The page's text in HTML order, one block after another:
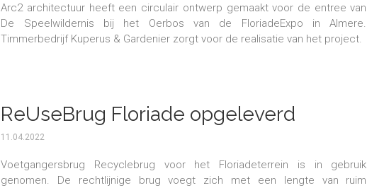
Arc2 architectuur heeft een circulair ontwerp gemaakt voor de entree van
De Speelwildernis bij het Oerbos van de FloriadeExpo in Almere.
Timmerbedrijf Kuperus & Gardenier zorgt voor de realisatie van het project.
ReUseBrug Floriade opgeleverd
11.04.2022
Voetgangersbrug Recyclebrug voor het Floriadeterrein is in gebruik
genomen. De rechtlijnige brug voegt zich met een lengte van ruim